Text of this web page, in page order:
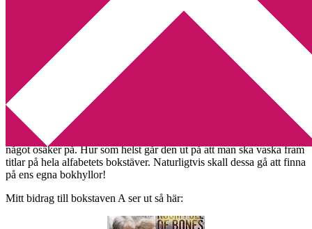
Utskriftscentralen
Min tv-blogg
You are here:Home Min bokhylla I min bokhylla: A
I min bokhylla: A
2012-03-01 Annika
Erikas bokprat
något osäker på. Hur som helst går den ut på att man ska vaska fram
titlar på hela alfabetets bokstäver. Naturligtvis skall dessa gå att finna
på ens egna bokhyllor!
Mitt bidrag till bokstaven A ser ut så här: